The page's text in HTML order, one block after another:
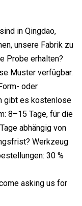
in Qingdao,
unsere Fabrik zu
Probe erhalten?
Muster verfügbar.
oder
gibt es kostenlose
8–15 Tage, für die
abhängig von
Werkzeug
30 %
asking us for